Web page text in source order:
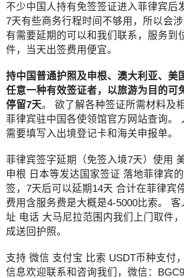
不少中国人持有免签签证进入菲律宾后
7天有些商务行程时间不够用，所以会涉
有需要延期的可以和我们联系，服务到
件，当天出签费用便宜。
持中国普通护照及申根、澳大利亚、美
任意一种有效签证者，以旅游为目的可
停留7天。 欲了解各种签证所需材料及
菲律宾驻中国各使领馆官方网站查询。
需要填写入出境登记卡和海关申报单。
菲律宾签字延期（免签入境7天）使用
申根 日本等发达国家签证 落地菲律宾
签，7天后可以延期14天 合计在菲律宾
费用含服务费是大概是4-5000比索。
址 电话 大马尼拉范围内我们上门取件
成送回护照。
支持 微信 支付宝 比索 USDT币种支付
信息欢迎联系和咨询我们，微信：